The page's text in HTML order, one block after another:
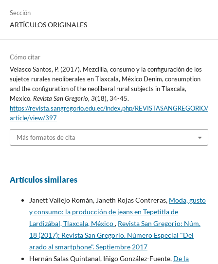
Sección
ARTÍCULOS ORIGINALES
Cómo citar
Velasco Santos, P. (2017). Mezclilla, consumo y la configuración de los
sujetos rurales neoliberales en Tlaxcala, México Denim, consumption
and the configuration of the neoliberal rural subjects in Tlaxcala,
Mexico. Revista San Gregorio, 3(18), 34-45.
https://revista.sangregorio.edu.ec/index.php/REVISTASANGREGORIO/
article/view/397
Más formatos de cita
Artículos similares
Janett Vallejo Román, Janeth Rojas Contreras, Moda, gusto
y consumo: la producción de jeans en Tepetitla de
Lardizábal, Tlaxcala, México, Revista San Gregorio: Núm.
18 (2017): Revista San Gregorio. Número Especial "Del
arado al smartphone". Septiembre 2017
Hernán Salas Quintanal, Iñigo González-Fuente, De la